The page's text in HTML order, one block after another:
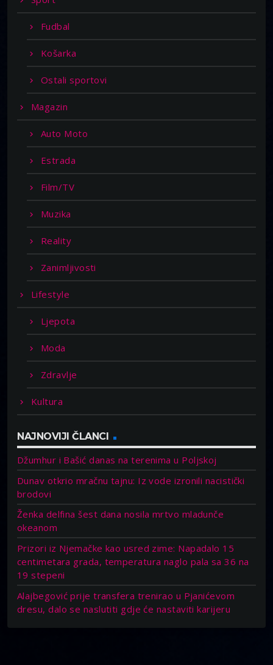
Fudbal
Košarka
Ostali sportovi
Magazin
Auto Moto
Estrada
Film/TV
Muzika
Reality
Zanimljivosti
Lifestyle
Ljepota
Moda
Zdravlje
Kultura
NAJNOVIJI ČLANCI
Džumhur i Bašić danas na terenima u Poljskoj
Dunav otkrio mračnu tajnu: Iz vode izronili nacistički
brodovi
Ženka delfina šest dana nosila mrtvo mladunče
okeanom
Prizori iz Njemačke kao usred zime: Napadalo 15
centimetara grada, temperatura naglo pala sa 36 na
19 stepeni
Alajbegović prije transfera trenirao u Pjanićevom
dresu, dalo se naslutiti gdje će nastaviti karijeru